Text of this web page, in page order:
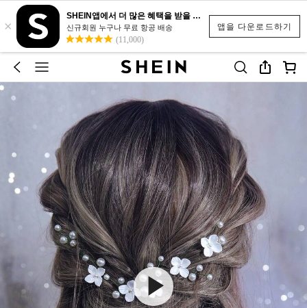
앱을 다운로드하기
×
SHEIN앱에서 더 많은 혜택을 받을 수 있어요.
신규회원 누구나 무료 항공 배송
(11,000)